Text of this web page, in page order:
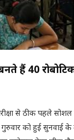
हैं 40
से ठीक पहले
गुरुवार को हुई